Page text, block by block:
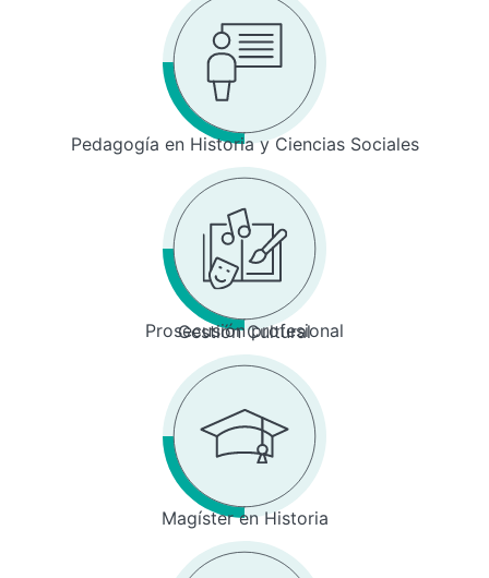
Pedagogía en Historia y Ciencias Sociales
Prosecusión profesional
Gestión Cultural
Magíster en Historia